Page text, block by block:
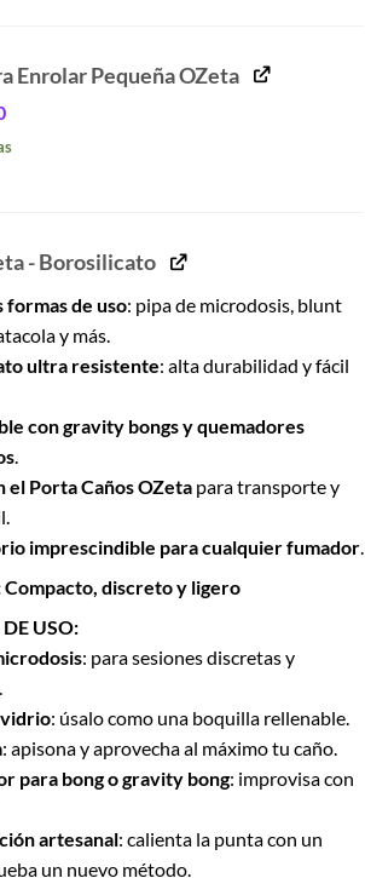
Enrolar Pequeña OZeta
El
actual
- Borosilicato
de uso: pipa de microdosis, blunt
y más.
ultra resistente: alta durabilidad y fácil
con gravity bongs y quemadores
.
el Porta Caños OZeta para transporte y
imprescindible para cualquier fumador.
Compacto, discreto y ligero
USO:
: para sesiones discretas y
: úsalo como una boquilla rellenable.
: apisona y aprovecha al máximo tu caño.
para bong o gravity bong: improvisa con
artesanal: calienta la punta con un
un nuevo método.